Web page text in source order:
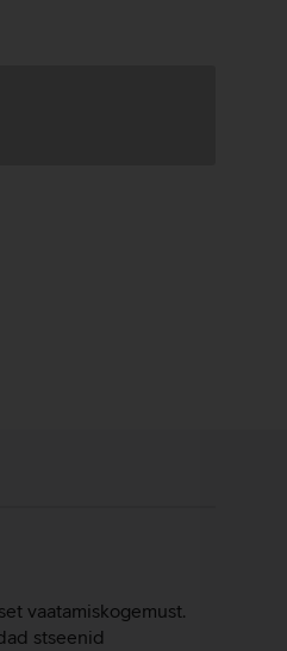
vaatamiskogemust.
stseenid